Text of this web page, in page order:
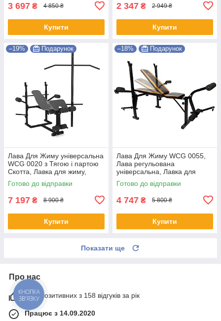
3 697 ₴ 4 850 ₴
Купити
2 347 ₴ 2 949 ₴
Купити
–19% Подарунок
Лава Для Жиму універсальна
WCG 0020 з Тягою і партою
Скотта, Лавка для жиму,
Універсальна лавка SHOPIK
Готово до відправки
7 197 ₴ 8 900 ₴
Купити
–18% Подарунок
Лава Для Жиму WCG 0055,
Лава регульована
універсальна, Лавка для
жиму універсальна, Лавка
спортивна
Готово до відправки
4 747 ₴ 5 800 ₴
Купити
Показати ще
Про нас
99% позитивних з 158 відгуків за рік
Працює з 14.09.2020
КНОПКА
ЗВ'ЯЗКУ